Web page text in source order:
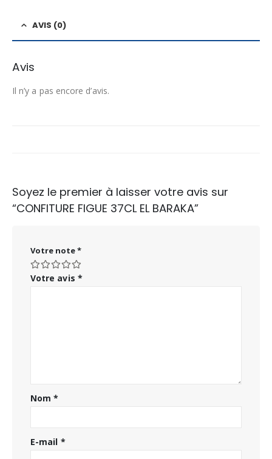
AVIS (0)
Avis
Il n’y a pas encore d’avis.
Soyez le premier à laisser votre avis sur
“CONFITURE FIGUE 37CL EL BARAKA”
Votre note*
Votre avis *
Nom*
E-mail *